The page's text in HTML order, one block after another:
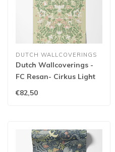
DUTCH WALLCOVERINGS
Dutch Wallcoverings -
FC Resan- Cirkus Light
green - 29026
€82,50